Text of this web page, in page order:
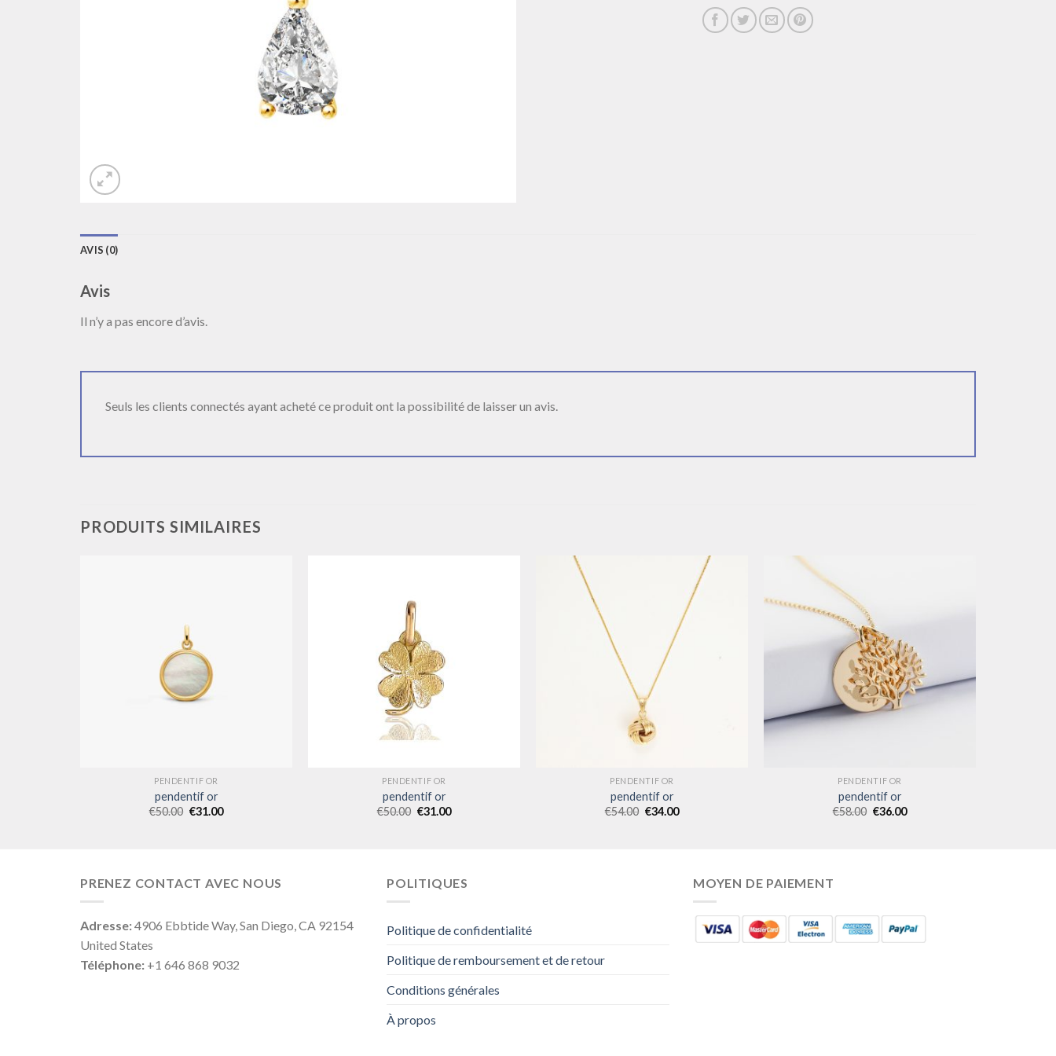
AVIS (0)
Avis
Il n’y a pas encore d’avis.
Seuls les clients connectés ayant acheté ce produit ont la possibilité de laisser un avis.
PRODUITS SIMILAIRES
PENDENTIF OR
pendentif or
€50.00 €31.00
PENDENTIF OR
pendentif or
€50.00 €31.00
PENDENTIF OR
pendentif or
€54.00 €34.00
PENDENTIF OR
pendentif or
€58.00 €36.00
PRENEZ CONTACT AVEC NOUS
Adresse:4906 Ebbtide Way, San Diego, CA 92154
United States
Téléphone: +1 646 868 9032
POLITIQUES
Politique de confidentialité
Politique de remboursement et de retour
Conditions générales
À propos
MOYEN DE PAIEMENT